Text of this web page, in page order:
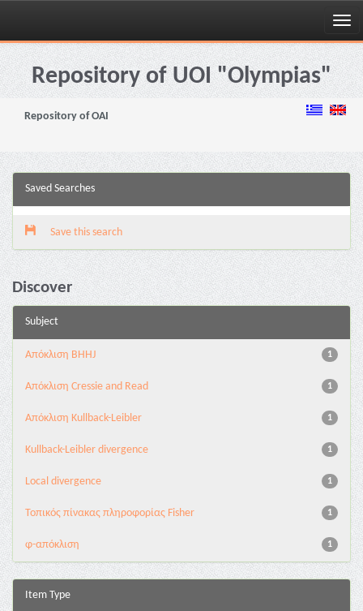
Skip
navigationRepository of UOI "Olympias"
Repository of OAI
Saved Searches
Save this search
Discover
Subject
1
Aπόκλιση BHHJ
1
Aπόκλιση Cressie and Read
1
Aπόκλιση Kullback-Leibler
1
Kullback-Leibler divergence
1
Local divergence
1
Τοπικός πίνακας πληροφορίας Fisher
1
φ-απόκλιση
Item Type